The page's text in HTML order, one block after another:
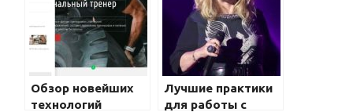
Обзор новейших
технологий
Лучшие практики
для работы с